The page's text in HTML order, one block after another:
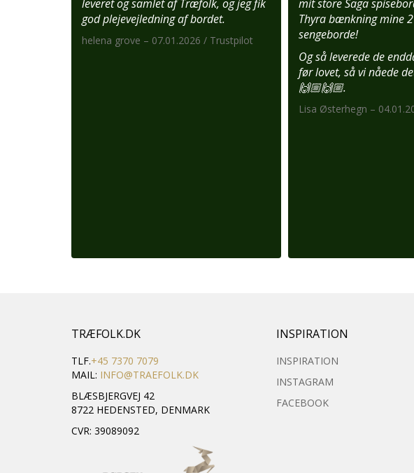
leveret og samlet af Træfolk, og jeg fik
god plejevejledning af bordet.
helena grove – 07.01.2026 / Trustpilot
mit store Saga
Thyra bænkning mine
sengeborde!
Og så leverede de
før lovet, så vi nåede
🙌🏼🙌🏼.
Lisa Østerhegn –
TRÆFOLK.DK
TLF.+45 7370 7079
MAIL: INFO@TRAEFOLK.DK
BLÆSBJERGVEJ 42
8722 HEDENSTED, DENMARK
CVR: 39089092
INSPIRATION
INSPIRATION
INSTAGRAM
FACEBOOK